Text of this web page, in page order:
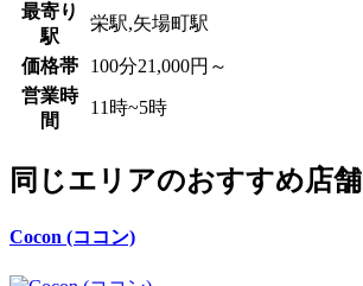
最寄り
駅
栄駅,矢場町駅
価格帯
100分21,000円～
営業時
間
11時~5時
同じエリアのおすすめ店舗
Cocon (ココン)